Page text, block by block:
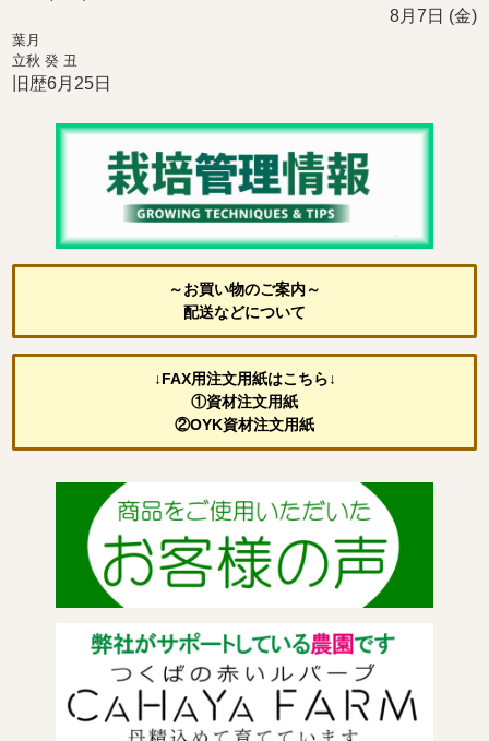
8月7日 (金)
葉月
立秋 癸 丑
旧歴6月25日
～お買い物のご案内～
配送などについて
↓FAX用注文用紙はこちら↓
①資材注文用紙
②OYK資材注文用紙